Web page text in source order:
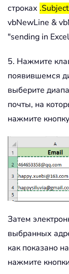
End
строках
vbNewLine &
"sending in
5. Нажмите
появившемся
выберите
почты, на
нажмите
Затем
выбранных
как показано
нажмите